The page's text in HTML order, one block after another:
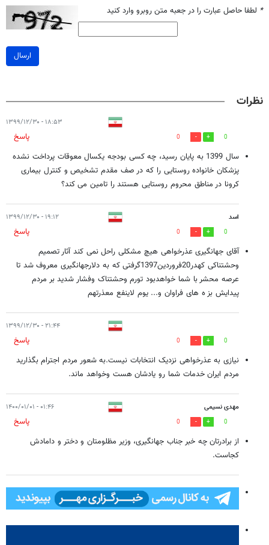
* لطفا حاصل عبارت را در جعبه متن روبرو وارد کنید
ارسال
نظرات
۱۸:۵۳ - ۱۳۹۹/۱۲/۳۰
0
0
پاسخ
سال 1399 به پایان رسید، چه کسی بودجه یکسال معوقات پرداخت نشده
پزشکان خانواده روستایی را که در صف مقدم تشخیص و کنترل بیماری
کرونا در مناطق محروم روستایی هستند را تامین می کند؟
اسد ۱۹:۱۲ - ۱۳۹۹/۱۲/۳۰
0
0
پاسخ
آقای جهانگیری عذرخواهی هیچ مشکلی راحل نمی کند آثار تصمیم
وحشتناکی کهدر20فروردین1397گرفتی که به دلارجهانگیری معروف شد تا
عرصه محشر با شما خواهدبود تورم وحشتناک وفشار شدید بر مردم
پیدایش بز ه های فراوان و... یوم لاینفع معذرتهم
۲۱:۴۴ - ۱۳۹۹/۱۲/۳۰
0
0
پاسخ
نیازی به عذرخواهی نزدیک انتخابات نیست.به شعور مردم اجترام بگذارید
مردم ایران خدمات شما رو یادشان هست وخواهد ماند.
مهدی نسیمی ۰۱:۴۶ - ۱۴۰۰/۰۱/۰۱
0
0
پاسخ
از برادرتان چه خبر جناب جهانگیری، وزیر مظلومتان و دختر و دامادش
کجاست.